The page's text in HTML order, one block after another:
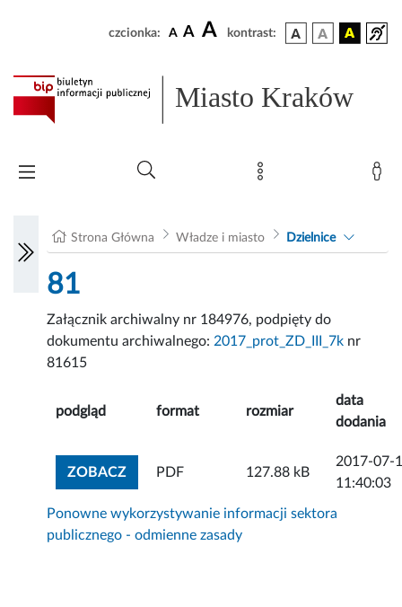
czcionka: A A A kontrast:
Miasto Kraków
Strona Główna Władze i miasto Dzielnice
81
Załącznik archiwalny nr 184976, podpięty do
dokumentu archiwalnego: 2017_prot_ZD_III_7k nr
81615
podgląd format rozmiar
data
dodania
ZOBACZZOBACZ ZAŁĄCZNIK
PDF 127.88 kB
2017-07-
11:40:03
Ponowne wykorzystywanie informacji sektora
publicznego - odmienne zasady